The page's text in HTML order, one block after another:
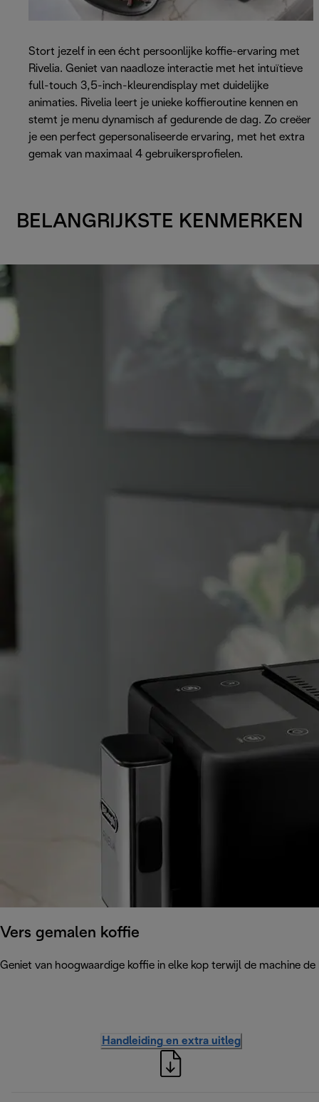
Stort jezelf in een écht persoonlijke koffie-ervaring met
Rivelia. Geniet van naadloze interactie met het intuïtieve
full-touch 3,5-inch-kleurendisplay met duidelijke
animaties. Rivelia leert je unieke koffieroutine kennen en
stemt je menu dynamisch af gedurende de dag. Zo creëer
je een perfect gepersonaliseerde ervaring, met het extra
gemak van maximaal 4 gebruikersprofielen.
BELANGRIJKSTE KENMERKEN
Vers gemalen koffie
Geniet van hoogwaardige koffie in elke kop terwijl de machine
Handleiding en extra uitleg